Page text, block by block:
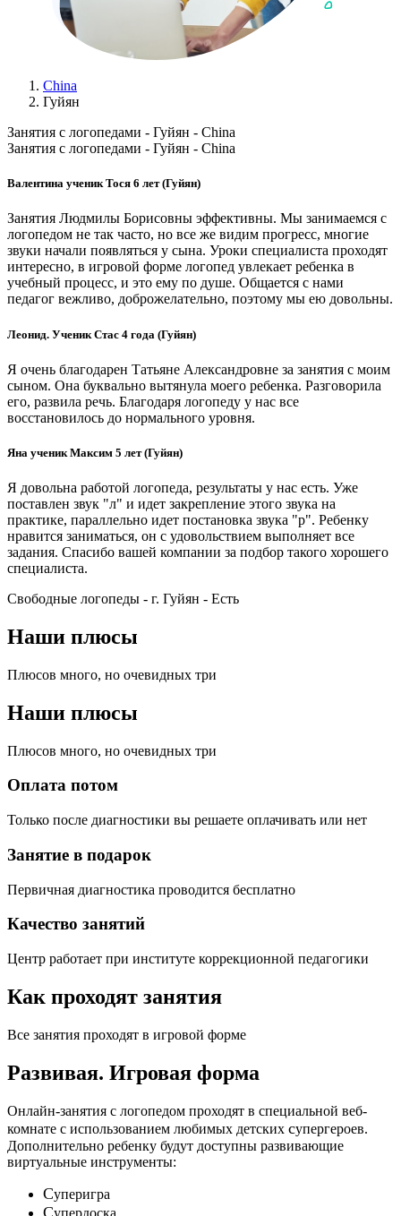
China
Гуйян
Занятия с логопедами - Гуйян - China
Занятия с логопедами - Гуйян - China
Валентина ученик Тося 6 лет (Гуйян)
Занятия Людмилы Борисовны эффективны. Мы занимаемся с
логопедом не так часто, но все же видим прогресс, многие
звуки начали появляться у сына. Уроки специалиста проходят
интересно, в игровой форме логопед увлекает ребенка в
учебный процесс, и это ему по душе. Общается с нами
педагог вежливо, доброжелательно, поэтому мы ею довольны.
Леонид. Ученик Стас 4 года (Гуйян)
Я очень благодарен Татьяне Александровне за занятия с моим
сыном. Она буквально вытянула моего ребенка. Разговорила
его, развила речь. Благодаря логопеду у нас все
восстановилось до нормального уровня.
Яна ученик Максим 5 лет (Гуйян)
Я довольна работой логопеда, результаты у нас есть. Уже
поставлен звук "л" и идет закрепление этого звука на
практике, параллельно идет постановка звука "р". Ребенку
нравится заниматься, он с удовольствием выполняет все
задания. Спасибо вашей компании за подбор такого хорошего
специалиста.
Свободные логопеды - г. Гуйян - Есть
Наши плюсы
Плюсов много, но очевидных три
Наши плюсы
Плюсов много, но очевидных три
Оплата потом
Только после диагностики вы решаете оплачивать или нет
Занятие в подарок
Первичная диагностика проводится бесплатно
Качество занятий
Центр работает при институте коррекционной педагогики
Как проходят занятия
Все занятия проходят в игровой форме
Развивая. Игровая форма
Онлайн-занятия с логопедом проходят в специальной веб-
комнате с использованием любимых детских cупергероев.
Дополнительно ребенку будут доступны развивающие
виртуальные инструменты:
Cуперигра
Cупердоска